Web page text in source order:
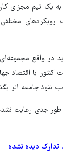
یک تیم مجزای
رویکردهای
در واقع
با اقتصاد
نفوذ جامعه اثر
جدی رعایت
تدارک دیده نشده